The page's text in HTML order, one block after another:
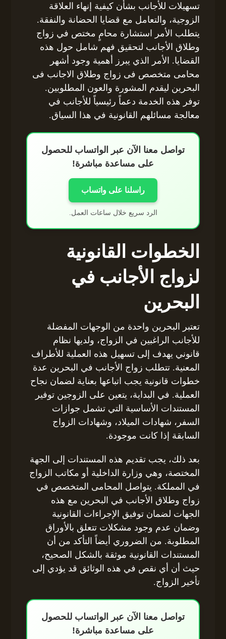
تسهيلات للأجانب بشأن كيفية إنهاء العلاقة
الزوجية، والتعامل مع قضايا الحضانة والنفقة.
يتطلب الأمر استشارة محامٍ مختص في زواج
وطلاق الأجانب لتحقيق فهم شامل حول هذه
القضايا. الأمر الذي يبرز أهمية وجود أشهر
محامى متخصص فى زواج وطلاق الاجانب فى
البحرين ليقدم المشورة والعون المطلوبين.
توفر هذه الخدمة دعماً رئيسياً للأجانب في
معالجة مسائلهم القانونية في هذا السياق.
تواصل معنا الآن عبر الواتساب للحصول
على مساعدة مباشرة!
راسلنا على واتساب
الرد سريع خلال ساعات العمل.
الخطوات القانونية
لزواج الأجانب في
البحرين
تعتبر البحرين واحدة من الوجهات المفضلة
للأجانب الراغبين في الزواج، ولديها نظام
قانوني يهدف إلى تسهيل هذه العملية للأطراف
المعنية. تتطلب زواج الأجانب في البحرين عدة
خطوات قانونية يجب اتباعها بعناية لضمان نجاح
العملية. في البداية، يتعين على الزوجين توفير
المستندات الأساسية التي تشمل جوازات
السفر، شهادات الميلاد، وشهادات الزواج
السابقة إذا كانت موجودة.
بعد ذلك، يجب تقديم هذه المستندات إلى الجهة
المختصة، وهي وزارة الداخلية أو مكاتب الزواج
في المملكة. يتواصل المحامى المتخصص في
زواج وطلاق الأجانب في البحرين مع هذه
الجهات لضمان توفيق الإجراءات القانونية
وضمان عدم وجود مشكلات تتعلق بالأوراق
المطلوبة. من الضروري أيضاً التأكد من أن
المستندات القانونية موثقة بالشكل الصحيح،
حيث أن أي نقص في هذه الوثائق قد يؤدي إلى
تأخير الزواج.
تواصل معنا الآن عبر الواتساب للحصول
على مساعدة مباشرة!